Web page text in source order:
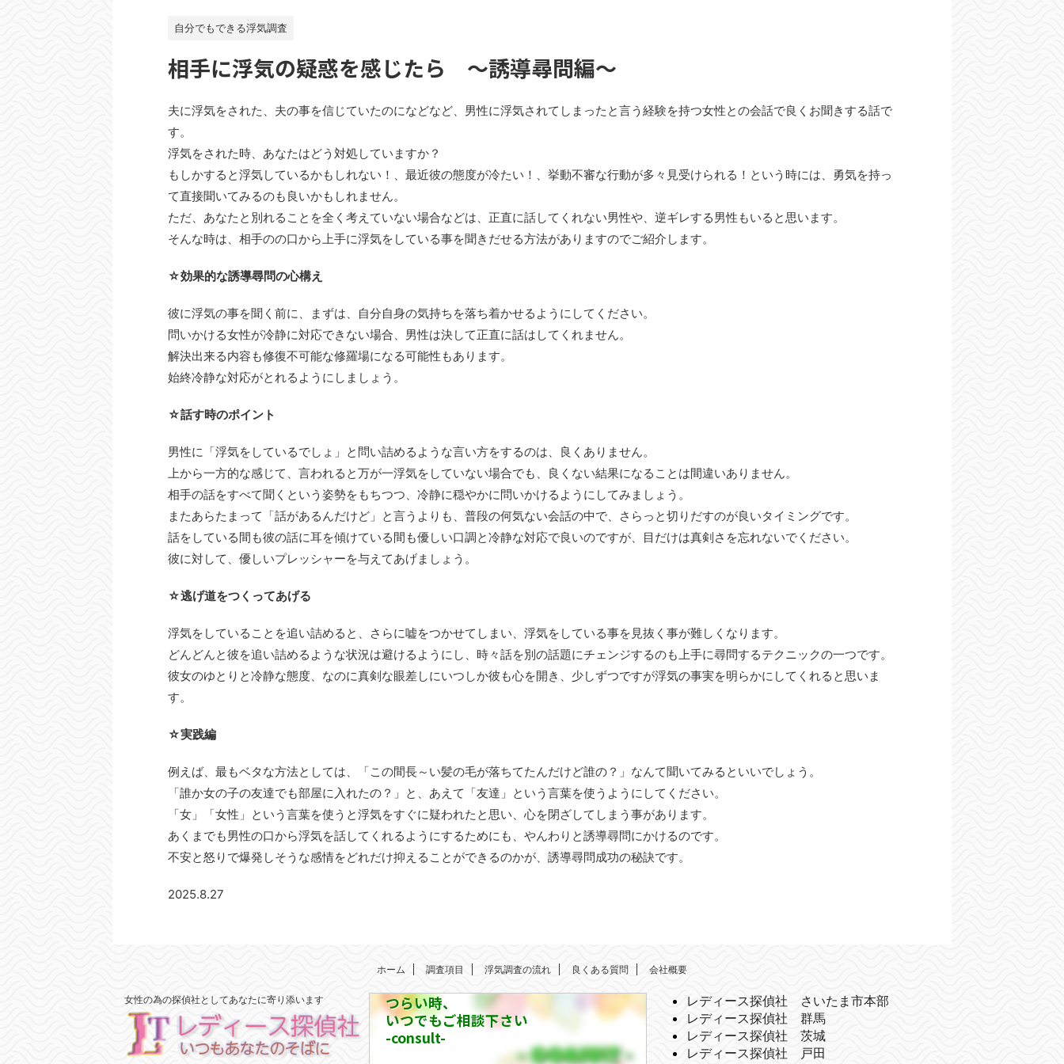
自分でもできる浮気調査
相手に浮気の疑惑を感じたら ～誘導尋問編～
夫に浮気をされた、夫の事を信じていたのになどなど、男性に浮気されてしまったと言う経験を持つ女性との会話で良くお聞きする話で
す。
浮気をされた時、あなたはどう対処していますか？
もしかすると浮気しているかもしれない！、最近彼の態度が冷たい！、挙動不審な行動が多々見受けられる！という時には、勇気を持っ
て直接聞いてみるのも良いかもしれません。
ただ、あなたと別れることを全く考えていない場合などは、正直に話してくれない男性や、逆ギレする男性もいると思います。
そんな時は、相手のの口から上手に浮気をしている事を聞きだせる方法がありますのでご紹介します。
☆効果的な誘導尋問の心構え
彼に浮気の事を聞く前に、まずは、自分自身の気持ちを落ち着かせるようにしてください。
問いかける女性が冷静に対応できない場合、男性は決して正直に話はしてくれません。
解決出来る内容も修復不可能な修羅場になる可能性もあります。
始終冷静な対応がとれるようにしましょう。
☆話す時のポイント
男性に「浮気をしているでしょ」と問い詰めるような言い方をするのは、良くありません。
上から一方的な感じて、言われると万が一浮気をしていない場合でも、良くない結果になることは間違いありません。
相手の話をすべて聞くという姿勢をもちつつ、冷静に穏やかに問いかけるようにしてみましょう。
またあらたまって「話があるんだけど」と言うよりも、普段の何気ない会話の中で、さらっと切りだすのが良いタイミングです。
話をしている間も彼の話に耳を傾けている間も優しい口調と冷静な対応で良いのですが、目だけは真剣さを忘れないでください。
彼に対して、優しいプレッシャーを与えてあげましょう。
☆逃げ道をつくってあげる
浮気をしていることを追い詰めると、さらに嘘をつかせてしまい、浮気をしている事を見抜く事が難しくなります。
どんどんと彼を追い詰めるような状況は避けるようにし、時々話を別の話題にチェンジするのも上手に尋問するテクニックの一つです。
彼女のゆとりと冷静な態度、なのに真剣な眼差しにいつしか彼も心を開き、少しずつですが浮気の事実を明らかにしてくれると思いま
す。
☆実践編
例えば、最もベタな方法としては、「この間長～い髪の毛が落ちてたんだけど誰の？」なんて聞いてみるといいでしょう。
「誰か女の子の友達でも部屋に入れたの？」と、あえて「友達」という言葉を使うようにしてください。
「女」「女性」という言葉を使うと浮気をすぐに疑われたと思い、心を閉ざしてしまう事があります。
あくまでも男性の口から浮気を話してくれるようにするためにも、やんわりと誘導尋問にかけるのです。
不安と怒りで爆発しそうな感情をどれだけ抑えることができるのかが、誘導尋問成功の秘訣です。
2025.8.27
ホーム 調査項目 浮気調査の流れ 良くある質問 会社概要
つらい時、
いつでもご相談下さい
-consult-
レディース探偵社 さいたま市本部
レディース探偵社 群馬
レディース探偵社 茨城
レディース探偵社 戸田
女性の為の探偵社としてあなたに寄り添います